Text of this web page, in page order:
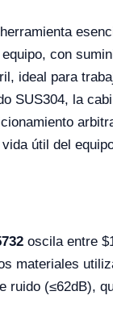
con
ideal para
SUS304, la
útil del
oscila entre
materiales
(≤62dB),